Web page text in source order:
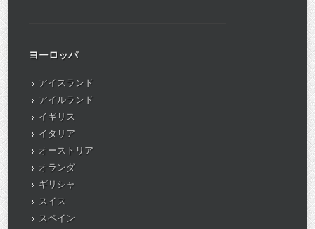
ヨーロッパ
アイスランド
アイルランド
イギリス
イタリア
オーストリア
オランダ
ギリシャ
スイス
スペイン